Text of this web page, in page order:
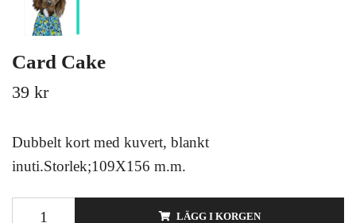
Card Cake
39 kr
Dubbelt kort med kuvert, blankt
inuti.Storlek;109X156 m.m.
LÄGG I KORGEN